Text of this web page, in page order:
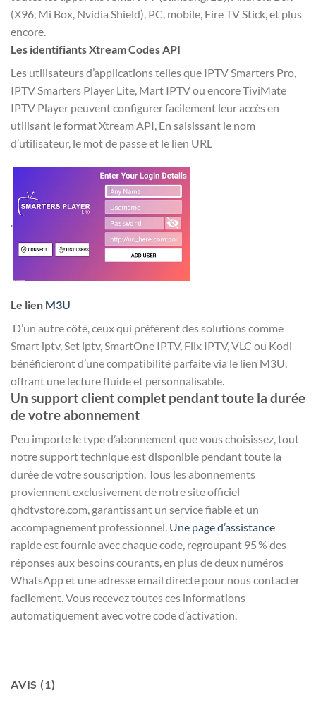
(X96, Mi Box, Nvidia Shield), PC, mobile, Fire TV Stick, et plus
encore.
Les identifiants Xtream Codes API
Les utilisateurs d’applications telles que IPTV Smarters Pro,
IPTV Smarters Player Lite, Mart IPTV ou encore TiviMate
IPTV Player peuvent configurer facilement leur accès en
utilisant le format Xtream API, En saisissant le nom
d’utilisateur, le mot de passe et le lien URL
.
Le lien M3U
D’un autre côté, ceux qui préfèrent des solutions comme
Smart iptv, Set iptv, SmartOne IPTV, Flix IPTV, VLC ou Kodi
bénéficieront d’une compatibilité parfaite via le lien M3U,
offrant une lecture fluide et personnalisable.
Un support client complet pendant toute la durée
de votre abonnement
Peu importe le type d’abonnement que vous choisissez, tout
notre support technique est disponible pendant toute la
durée de votre souscription. Tous les abonnements
proviennent exclusivement de notre site officiel
qhdtvstore.com, garantissant un service fiable et un
accompagnement professionnel. Une page d’assistance
rapide est fournie avec chaque code, regroupant 95 % des
réponses aux besoins courants, en plus de deux numéros
WhatsApp et une adresse email directe pour nous contacter
facilement. Vous recevez toutes ces informations
automatiquement avec votre code d’activation.
AVIS (1)